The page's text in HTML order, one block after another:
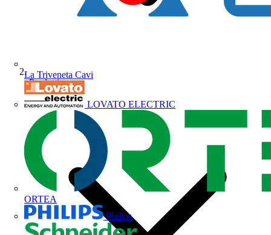
La Triveneta Cavi
LOVATO ELECTRIC
ORTEA
Philips
Prodotti